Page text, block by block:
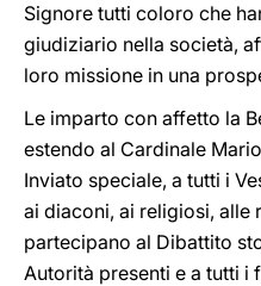
Signore tutti coloro che
giudiziario nella società,
loro missione in una
Le imparto con affetto la
estendo al Cardinale
Inviato speciale, a tutti i
ai diaconi, ai religiosi, alle
partecipano al Dibattito
Autorità presenti e a tutti i